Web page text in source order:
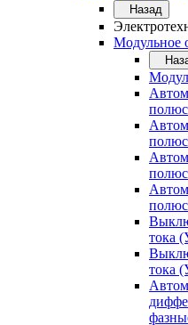
Назад
Модульное
тока
тока